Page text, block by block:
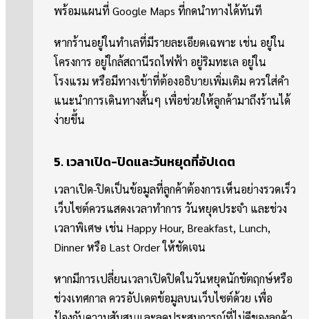
พร้อมแผนที่ Google Maps ที่กดนำทางได้ทันที
หากร้านอยู่ในทำเลที่มีรายละเอียดเฉพาะ เช่น อยู่ใน
โครงการ อยู่ใกล้สถานีรถไฟฟ้า อยู่ริมทะเล อยู่ใน
โรงแรม หรือมีทางเข้าที่ต้องอธิบายเพิ่มเติม ควรใส่คำ
แนะนำการเดินทางสั้นๆ เพื่อช่วยให้ลูกค้ามาถึงร้านได้
ง่ายขึ้น
5. เวลาเปิด-ปิดและวันหยุดที่อัปเดต
เวลาเปิด-ปิดเป็นข้อมูลที่ลูกค้าต้องการเห็นอย่างรวดเร็ว
เว็บไซต์ควรแสดงเวลาทำการ วันหยุดประจำ และช่วง
เวลาพิเศษ เช่น Happy Hour, Breakfast, Lunch,
Dinner หรือ Last Order ให้ชัดเจน
หากมีการเปลี่ยนเวลาเปิดปิดในวันหยุดนักขัตฤกษ์หรือ
ช่วงเทศกาล ควรอัปเดตข้อมูลบนเว็บไซต์ด้วย เพื่อ